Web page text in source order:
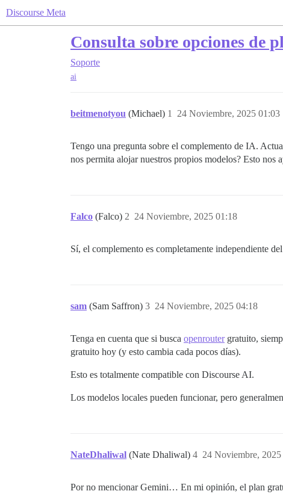
Discourse Meta
Consulta sobre opciones de
Soporte
ai
beitmenotyou (Michael) 24 Noviembre, 2025 01:03
1
Tengo una pregunta sobre el complemento de IA.
nos permita alojar nuestros propios modelos? Esto nos
Falco (Falco) 24 Noviembre, 2025 01:18
2
Sí, el complemento es completamente independiente
sam (Sam Saffron) 24 Noviembre, 2025 04:18
3
Tenga en cuenta que si busca openroutergratuito,
gratuito hoy (y esto cambia cada pocos días).
Esto es totalmente compatible con Discourse AI.
Los modelos locales pueden funcionar, pero
NateDhaliwal (Nate Dhaliwal) 24 Noviembre,
4
Por no mencionar Gemini… En mi opinión, el plan